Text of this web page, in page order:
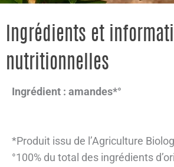
Ingrédients et
nutritionnelles
Ingrédient : amandes*°
*Produit issu de l’Agriculture
°100% du total des ingrédients